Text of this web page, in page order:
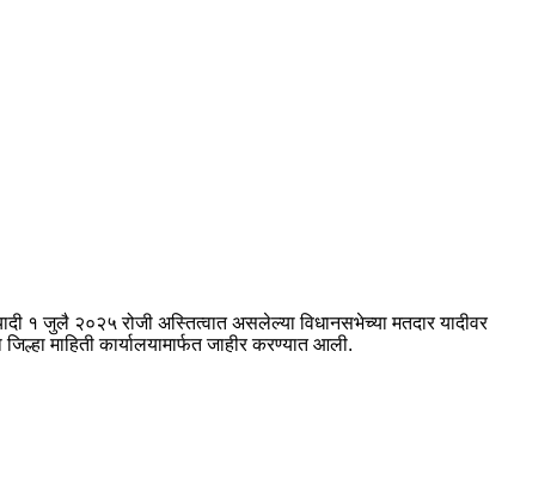
१ जुलै २०२५ रोजी अस्तित्वात असलेल्या विधानसभेच्या मतदार यादीवर
माहिती कार्यालयामार्फत जाहीर करण्यात आली.